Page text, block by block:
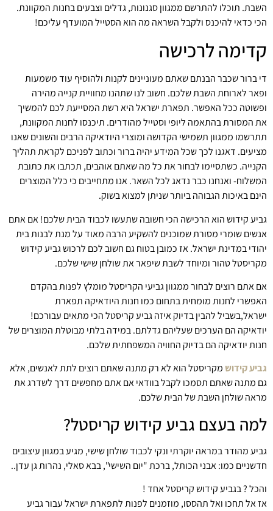
השבת. תוכלו להתרשם ממגוון סגנונות, גדלים וצבעים בחנות המקוונת.
הכי כדאי להיכנס ולקבל השראה מה הוא הסטייל המועדף עליכם!
קדימה לרכישה
די ברור שכבר הבנתם שאתם מעוניינים לקנות ולהוסיף עוד משמעות
ופאר לארוחת השבת שלכם. חשוב לנו שתהנו מחוויית קנייה מהירה
ופשוטה ככל האפשר. תפארת ישראל היא רשת המסייעת לכם להמשיך
את המסורת בהתאמה ליופי וסטייל מהודרים. תיכנסו לחנות המקוונת,
תתרשמו ממגוון תשמישי הקדושה ומוצרי היודאיקה הרבים והשונים שאנו
מציעים. דאגנו לכך שכל המידע יהיה ברור וכתוב לפניכם לקראת תהליך
הקנייה. כשתסיימו לבחור את כל מה שאתם אוהבים, תכתבו את כתובת
המשלוח- ואנחנו כבר נדאג לכל השאר. אנו מתחייבים כי כלל המוצרים
הינם באיכות הגבוהה ביותר שניתן למצוא בשוק.
גביע קידוש הוא הרכישה הכי חשובה שתעשו לכבוד הבית שלכם! אם אתם
אנשים שומרי מסורת שמוכנים להשקיע הרבה מאוד על מנת לבנות בית
יהודי במדינת ישראל. אז כמובן בטוח גם חשוב לכם לרכוש גביע קידוש
מקריסטל טהור ומיוחד לשבת שיפאר את שולחן שישי שלכם.
אם אתם רוצים לבחור ממגוון גביעי הקריסטל מומלץ לפנות בהקדם
האפשרי לחנות מומחית בתחום כמו חנות היודאיקה תפארת
ישראל,בשביל להבין בדיוק איזה גביע קריסטל הכי מתאים עבורכם!
יודאיקה הם הערכים שעליהם גדלתם. במידה בלתי מבוטלת המוצרים של
חנות יודאיקה הם בדיוק החוויה המשפחתית שלכם.
גביע קידושמקריסטל הוא לא רק מתנה שאתם רוצים לתת לאנשים, אלא
גם מתנה שאתם תסמכו לקבל בוודאי אם אתם מחפשים דרך לשדרג את
מראה שולחן השבת של הבית שלכם.
למה בעצם גביע קידוש קריסטל?
גביע מהודר במראה יוקרתי ונקי לכבוד שולחן שישי, מגיע במגוון עיצובים
חדשניים כמו: אבני הכותל, ברכת "יום השישי", בבא סאלי, נהרות גן עדן..
והכל ? בגביע קידוש קריסטל אחד !
אז אל תחכו ואל תהססו, מוזמנים לפנות לתפארת ישראל עבור גביע